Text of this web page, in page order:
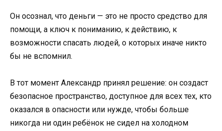
Он осознал, что деньги — это не просто средство для
помощи, а ключ к пониманию, к действию, к
возможности спасать людей, о которых иначе никто
бы не вспомнил.
В тот момент Александр принял решение: он создаст
безопасное пространство, доступное для всех тех, кто
оказался в опасности или нужде, чтобы больше
никогда ни один ребёнок не сидел на холодном